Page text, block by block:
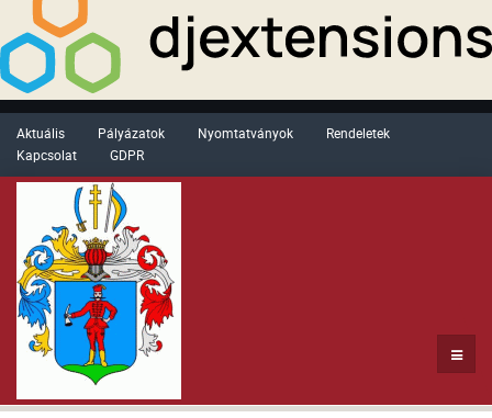
Aktuális Pályázatok Nyomtatványok
Rendeletek
Kapcsolat
GDPR